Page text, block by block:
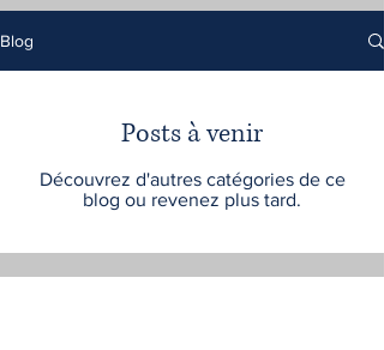
Blog
Posts à venir
Découvrez d'autres catégories de ce
blog ou revenez plus tard.